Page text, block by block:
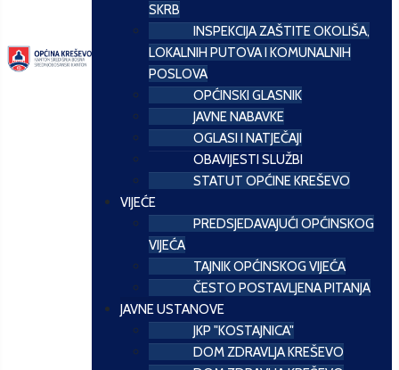
SKRB
INSPEKCIJA ZAŠTITE OKOLIŠA,
LOKALNIH PUTOVA I KOMUNALNIH
POSLOVA
OPĆINSKI GLASNIK
JAVNE NABAVKE
OGLASI I NATJEČAJI
OBAVIJESTI SLUŽBI
STATUT OPĆINE KREŠEVO
VIJEĆE
PREDSJEDAVAJUĆI OPĆINSKOG
VIJEĆA
TAJNIK OPĆINSKOG VIJEĆA
ČESTO POSTAVLJENA PITANJA
JAVNE USTANOVE
JKP "KOSTAJNICA"
DOM ZDRAVLJA KREŠEVO